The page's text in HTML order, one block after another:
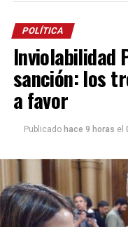
POLÍTICA
Inviolabilidad
sanción: los
a favor
Publicado hace 9 horas el